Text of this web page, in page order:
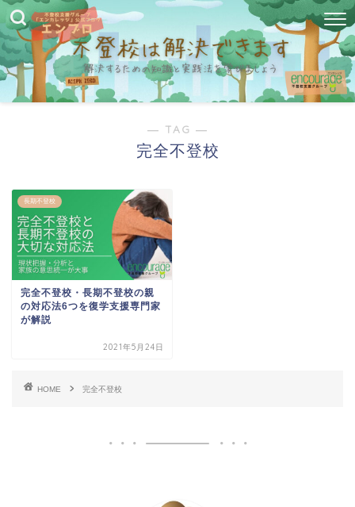
― TAG ―
完全不登校
長期不登校
完全不登校・長期不登校の親
の対応法6つを復学支援専門家
が解説
2021年5月24日
HOME 完全不登校